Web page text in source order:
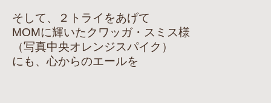
そして、２トライをあげて
MOMに輝いたクワッガ・スミス様
（写真中央オレンジスパイク）
にも、心からのエールを